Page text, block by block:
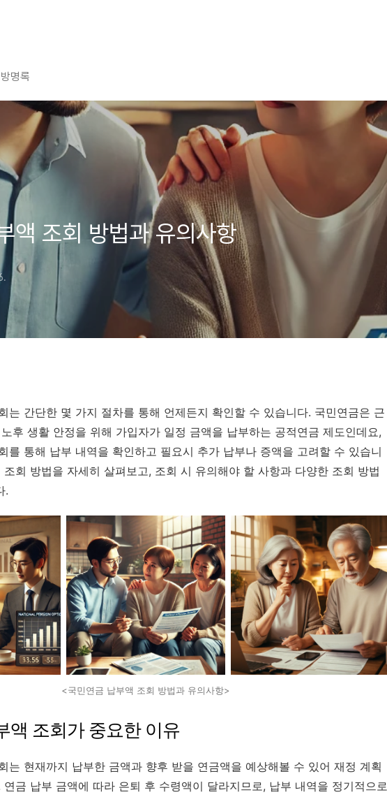
방명록
액 조회 방법과 유의사항
는 간단한 몇 가지 절차를 통해 언제든지 확인할 수 있습니다. 국민연금은 근
후 생활 안정을 위해 가입자가 일정 금액을 납부하는 공적연금 제도인데요,
를 통해 납부 내역을 확인하고 필요시 추가 납부나 증액을 고려할 수 있습니
회 방법을 자세히 살펴보고, 조회 시 유의해야 할 사항과 다양한 조회 방법
.
<국민연금 납부액 조회 방법과 유의사항>
액 조회가 중요한 이유
는 현재까지 납부한 금액과 향후 받을 연금액을 예상해볼 수 있어 재정 계획
금 납부 금액에 따라 은퇴 후 수령액이 달라지므로, 납부 내역을 정기적으로